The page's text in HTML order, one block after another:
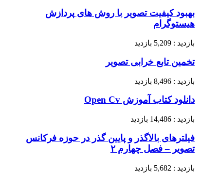
بهبود کیفیت تصویر با روش های پردازش
هیستوگرام
بازدید : 5,209 بازدید
تخمین تابع خرابی تصویر
بازدید : 8,496 بازدید
دانلود کتاب آموزش Open Cv
بازدید : 14,486 بازدید
فیلترهای بالاگذر و پایین گذر در حوزه فرکانس
تصویر – فصل چهارم ۲
بازدید : 5,682 بازدید